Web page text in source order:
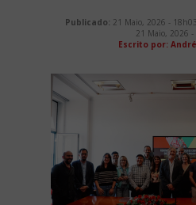
Publicado: 21 Maio, 2026 -
21 Maio, 2026
Escrito por: